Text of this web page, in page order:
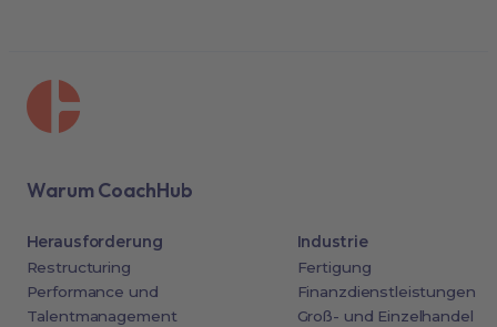
Warum CoachHub
Herausforderung
Restructuring
Performance und
Talentmanagement
Industrie
Fertigung
Finanzdienstleistungen
Groß- und Einzelhandel